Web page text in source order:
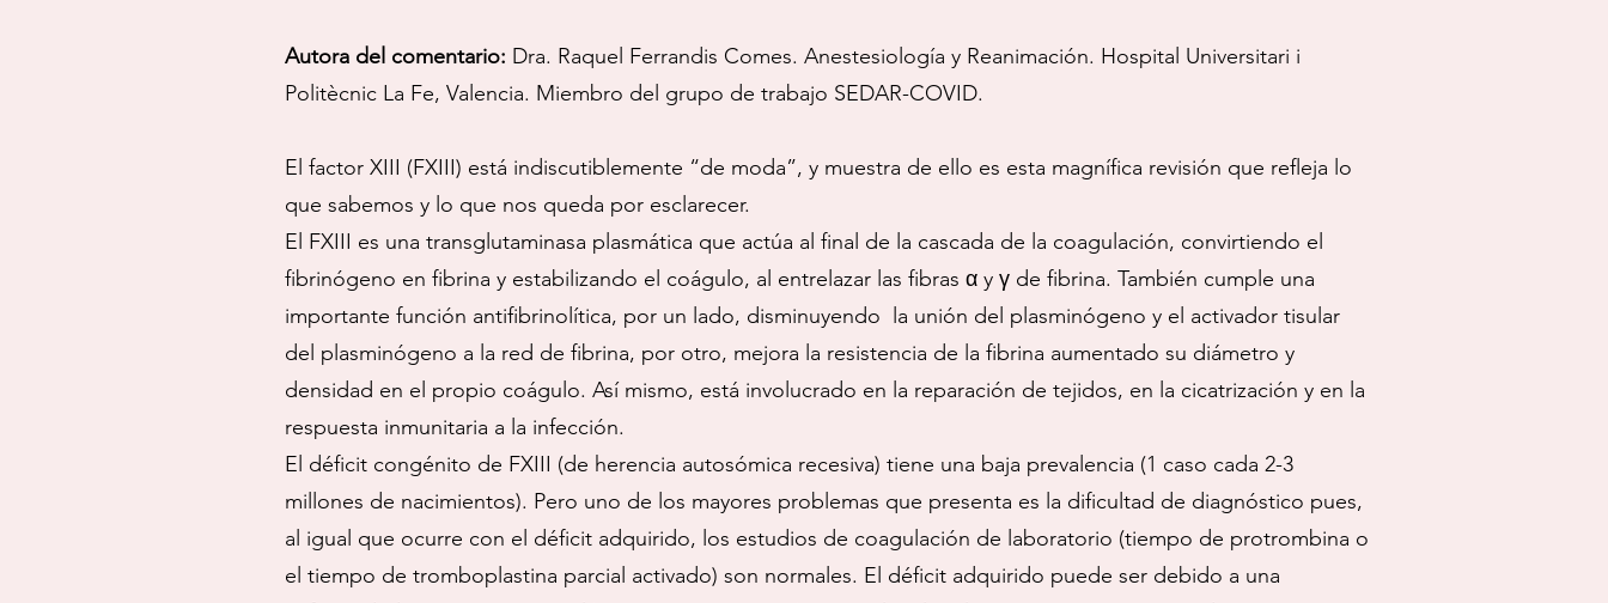
Autora del comentario: Dra. Raquel Ferrandis Comes. Anestesiología y Reanimación. Hospital Universitari i
Politècnic La Fe, Valencia. Miembro del grupo de trabajo SEDAR-COVID.
El factor XIII (FXIII) está indiscutiblemente “de moda”, y muestra de ello es esta magnífica revisión que refleja lo
que sabemos y lo que nos queda por esclarecer.
El FXIII es una transglutaminasa plasmática que actúa al final de la cascada de la coagulación, convirtiendo el
fibrinógeno en fibrina y estabilizando el coágulo, al entrelazar las fibras α y γ de fibrina. También cumple una
importante función antifibrinolítica, por un lado, disminuyendo la unión del plasminógeno y el activador tisular
del plasminógeno a la red de fibrina, por otro, mejora la resistencia de la fibrina aumentado su diámetro y
densidad en el propio coágulo. Así mismo, está involucrado en la reparación de tejidos, en la cicatrización y en la
respuesta inmunitaria a la infección.
El déficit congénito de FXIII (de herencia autosómica recesiva) tiene una baja prevalencia (1 caso cada 2-3
millones de nacimientos). Pero uno de los mayores problemas que presenta es la dificultad de diagnóstico pues,
al igual que ocurre con el déficit adquirido, los estudios de coagulación de laboratorio (tiempo de protrombina o
el tiempo de tromboplastina parcial activado) son normales. El déficit adquirido puede ser debido a una